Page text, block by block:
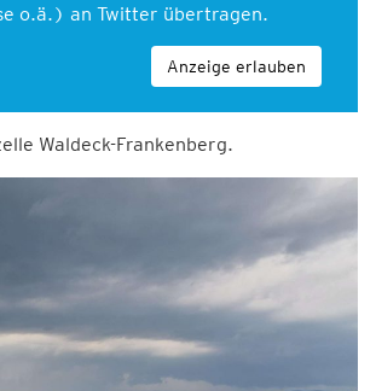
o.ä.) an Twitter übertragen.
Anzeige erlauben
Waldeck-Frankenberg.